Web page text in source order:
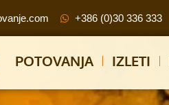
+386 (0)30 336 333
POTOVANJA IZLETI